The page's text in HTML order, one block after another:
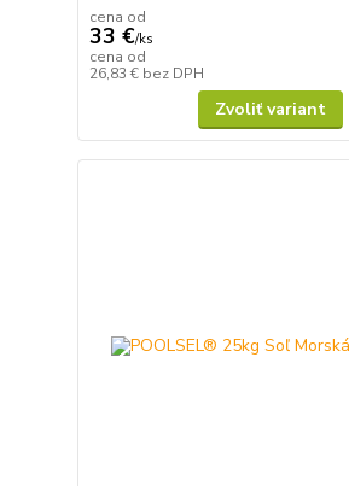
cena od
33 €/ks
cena od
26,83 € bez DPH
Zvoliť variant